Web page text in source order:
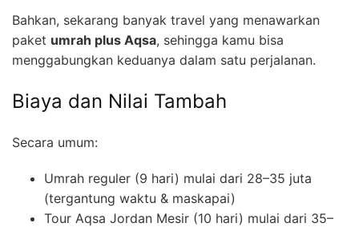
Bahkan, sekarang banyak travel yang menawarkan
paket umrah plus Aqsa, sehingga kamu bisa
menggabungkan keduanya dalam satu perjalanan.
Biaya dan Nilai Tambah
Secara umum:
Umrah reguler (9 hari) mulai dari 28–35 juta
(tergantung waktu & maskapai)
Tour Aqsa Jordan Mesir (10 hari) mulai dari 35–